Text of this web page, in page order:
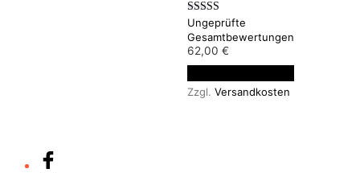
Bewertet mit
5.00
von 5
Ungeprüfte
Gesamtbewertungen
62,00 €
Zzgl. Versandkosten